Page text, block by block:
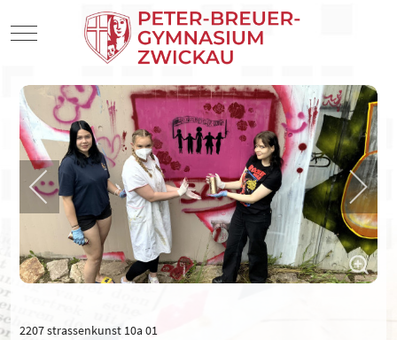
Mobile Menu Toggle
2207 strassenkunst 10a 01